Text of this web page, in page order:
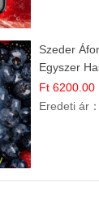
Szeder
Egyszer
Prémium
Ft 6200.00
Eredeti ár：